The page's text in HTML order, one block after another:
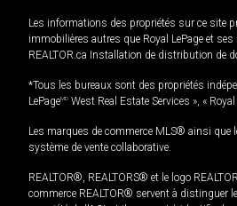
Les informations des propriétés sur ce site
immobilières autres que Royal LePage et
REALTOR.ca Installation de distribution de
*Tous les bureaux sont des propriétés
LePageMD West Real Estate Services », « Royal
Les marques de commerce MLS® ainsi que
système de vente collaborative.
REALTOR®, REALTORS® et le logo
commerce REALTOR® servent à